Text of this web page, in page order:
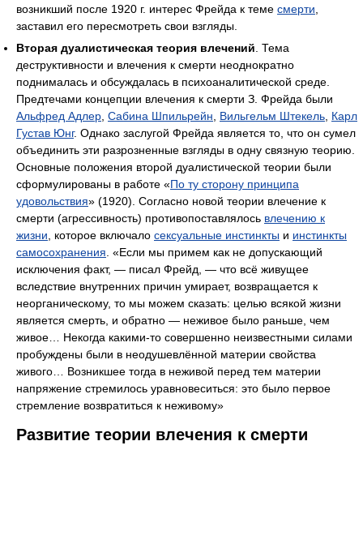
возникший после 1920 г. интерес Фрейда к теме смерти
заставил его пересмотреть свои взгляды.
Вторая дуалистическая теория влечений . Тема
деструктивности и влечения к смерти неоднократно
поднималась и обсуждалась в психоаналитической среде.
Предтечами концепции влечения к смерти З. Фрейда были
Альфред Адлер Сабина Шпильрейн Вильгельм Штекель Карл
Густав Юнг. Однако заслугой Фрейда является то, что он сумел
объединить эти разрозненные взгляды в одну связную теорию.
Основные положения второй дуалистической теории были
сформулированы в работе «По ту сторону принципа
удовольствия» (1920). Согласно новой теории влечение к
смерти (агрессивность) противопоставлялось влечению к
жизни , которое включало сексуальные инстинкты и инстинкты
самосохранения . «Если мы примем как не допускающий
исключения факт, — писал Фрейд, — что всё живущее
вследствие внутренних причин умирает, возвращается к
неорганическому, то мы можем сказать: целью всякой жизни
является смерть, и обратно — неживое было раньше, чем
живое… Некогда какими-то совершенно неизвестными силами
пробуждены были в неодушевлённой материи свойства
живого… Возникшее тогда в неживой перед тем материи
напряжение стремилось уравновеситься: это было первое
стремление возвратиться к неживому»
Развитие теории влечения к смерти